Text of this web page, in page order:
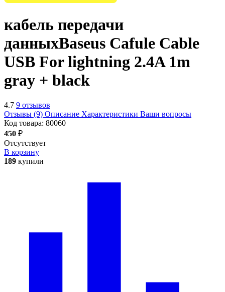
кабель передачи
данныхBaseus Cafule Cable
USB For lightning 2.4A 1m
gray + black
4.7 9 отзывов
Отзывы (9) Описание Характеристики Ваши вопросы
Код товара: 80060
450 ₽
Отсутствует
В корзину
189 купили